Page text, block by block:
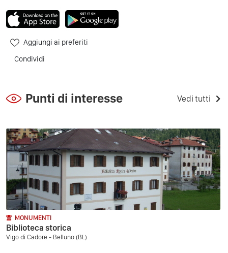
Aggiungi ai preferiti
Condividi
Punti di interesse Vedi tutti
MONUMENTI
Biblioteca storica
Vigo di Cadore - Belluno (BL)